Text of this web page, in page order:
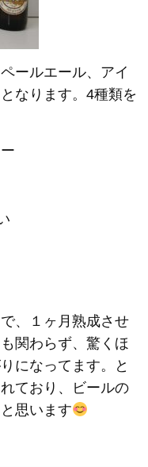
ールエール、アイ
なります。4種類を
、１ヶ月熟成させ
関わらず、驚くほ
になってます。と
ており、ビールの
思います